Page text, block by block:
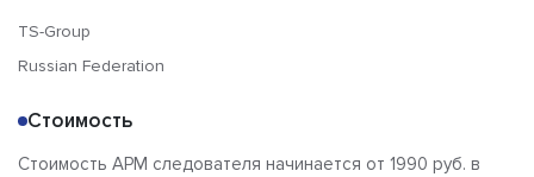
TS-Group
Russian Federation
Стоимость
Стоимость АРМ следователя начинается от 1990 руб. в